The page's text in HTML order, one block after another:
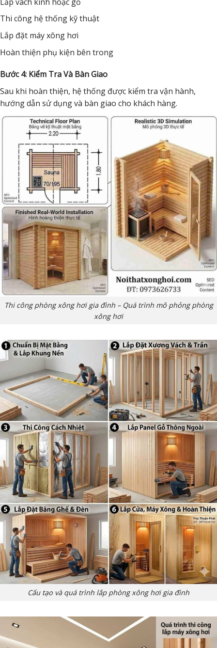
Thi công hệ thống kỹ thuật
Lắp đặt máy xông hơi
Hoàn thiện phụ kiện bên trong
Bước 4: Kiểm Tra Và Bàn Giao
Sau khi hoàn thiện, hệ thống được kiểm tra vận hành,
hướng dẫn sử dụng và bàn giao cho khách hàng.
Thi công phòng xông hơi gia đình – Quá trình mô phỏng phòng
xông hơi
Cấu tạo và quá trình lắp phòng xông hơi gia đình